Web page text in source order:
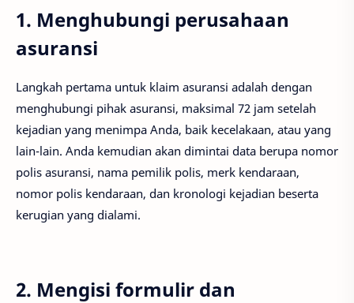
1. Menghubungi perusahaan
asuransi
Langkah pertama untuk klaim asuransi adalah dengan
menghubungi pihak asuransi, maksimal 72 jam setelah
kejadian yang menimpa Anda, baik kecelakaan, atau yang
lain-lain. Anda kemudian akan dimintai data berupa nomor
polis asuransi, nama pemilik polis, merk kendaraan,
nomor polis kendaraan, dan kronologi kejadian beserta
kerugian yang dialami.
2. Mengisi formulir dan